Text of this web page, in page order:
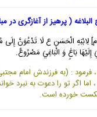
لِابْنِهِ الْحَسَنِ ع لَا تَدْعُوَنَّ إِلَى
بَاغٍ وَ الْبَاغِيَ مَصْرُوعٌ.
، فرمود : (به فرزندش امام
اگر تو را دعوت به نبرد
شكست خورده است.